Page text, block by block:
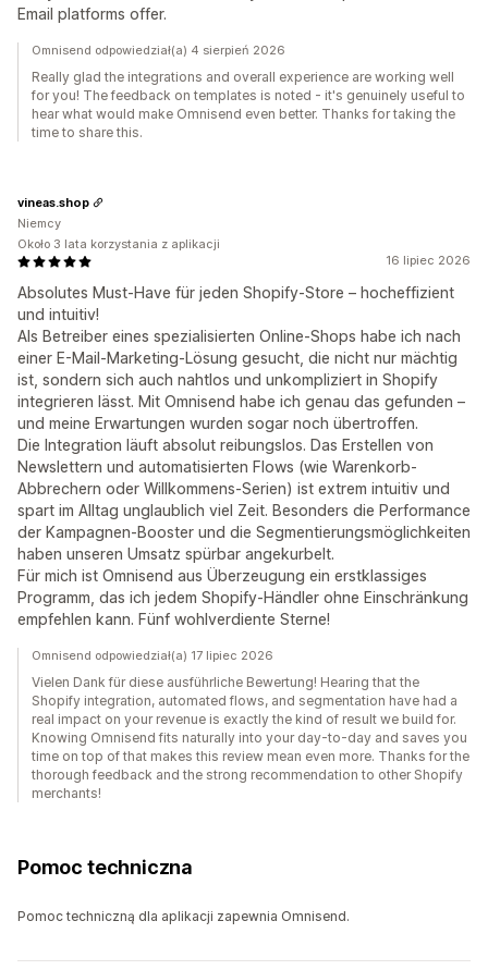
Email platforms offer.
Omnisend odpowiedział(a) 4 sierpień 2026
Really glad the integrations and overall experience are working well
for you! The feedback on templates is noted - it's genuinely useful to
hear what would make Omnisend even better. Thanks for taking the
time to share this.
16 lipiec 2026
Absolutes Must-Have für jeden Shopify-Store – hocheffizient
und intuitiv!
Als Betreiber eines spezialisierten Online-Shops habe ich nach
einer E-Mail-Marketing-Lösung gesucht, die nicht nur mächtig
ist, sondern sich auch nahtlos und unkompliziert in Shopify
integrieren lässt. Mit Omnisend habe ich genau das gefunden –
und meine Erwartungen wurden sogar noch übertroffen.
Die Integration läuft absolut reibungslos. Das Erstellen von
Newslettern und automatisierten Flows (wie Warenkorb-
Abbrechern oder Willkommens-Serien) ist extrem intuitiv und
spart im Alltag unglaublich viel Zeit. Besonders die Performance
der Kampagnen-Booster und die Segmentierungsmöglichkeiten
haben unseren Umsatz spürbar angekurbelt.
Für mich ist Omnisend aus Überzeugung ein erstklassiges
Programm, das ich jedem Shopify-Händler ohne Einschränkung
empfehlen kann. Fünf wohlverdiente Sterne!
vineas.shop
Niemcy
Około 3 lata korzystania z aplikacji
Omnisend odpowiedział(a) 17 lipiec 2026
Vielen Dank für diese ausführliche Bewertung! Hearing that the
Shopify integration, automated flows, and segmentation have had a
real impact on your revenue is exactly the kind of result we build for.
Knowing Omnisend fits naturally into your day-to-day and saves you
time on top of that makes this review mean even more. Thanks for the
thorough feedback and the strong recommendation to other Shopify
merchants!
Pomoc techniczna
Pomoc techniczną dla aplikacji zapewnia Omnisend.